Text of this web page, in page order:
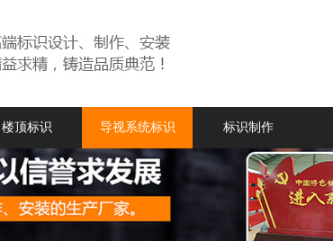
楼顶标识 导视系统标识 标识制作